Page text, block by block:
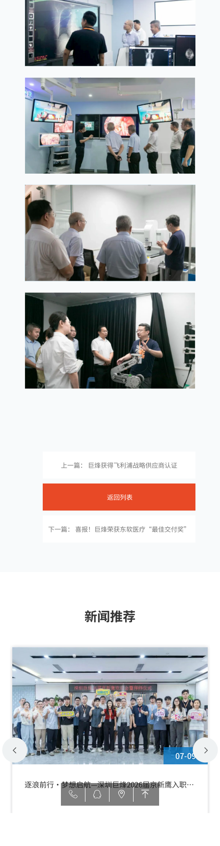
上一篇： 巨烽获得飞利浦战略供应商认证
返回列表
下一篇： 喜报！巨烽荣获东软医疗“最佳交付奖”
新闻推荐
07-09
逐浪前行·梦想启航—深圳巨烽2026届京新鹰入职欢
迎会暨拜师仪式圆满举行